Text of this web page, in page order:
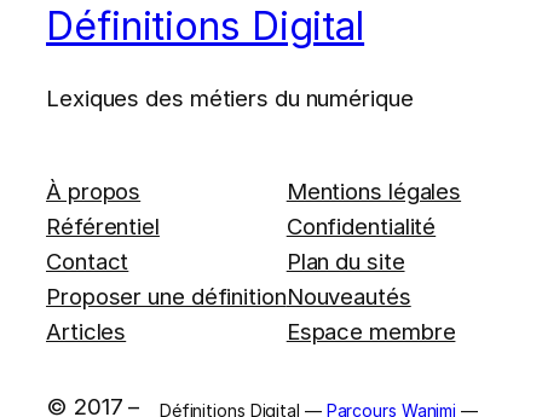
Définitions Digital
Lexiques des métiers du numérique
À propos
Référentiel
Contact
Proposer une définition
Articles
Mentions légales
Confidentialité
Plan du site
Nouveautés
Espace membre
© 2017 – Définitions Digital — Parcours Wanimi —